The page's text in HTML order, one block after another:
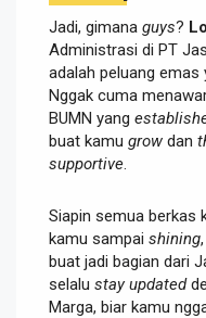
Jadi, gimana guys?
Administrasi di PT
adalah peluang emas
Nggak cuma
BUMN yang
buat kamu grow dan
supportive
Siapin semua berkas
kamu sampai shining
buat jadi bagian dari
selalu stay updated
Marga, biar kamu